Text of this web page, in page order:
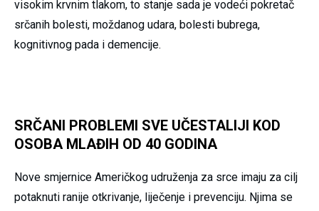
visokim krvnim tlakom, to stanje sada je vodeći pokretač
srčanih bolesti, moždanog udara, bolesti bubrega,
kognitivnog pada i demencije.
SRČANI PROBLEMI SVE UČESTALIJI KOD
OSOBA MLAĐIH OD 40 GODINA
Nove smjernice Američkog udruženja za srce imaju za cilj
potaknuti ranije otkrivanje, liječenje i prevenciju. Njima se